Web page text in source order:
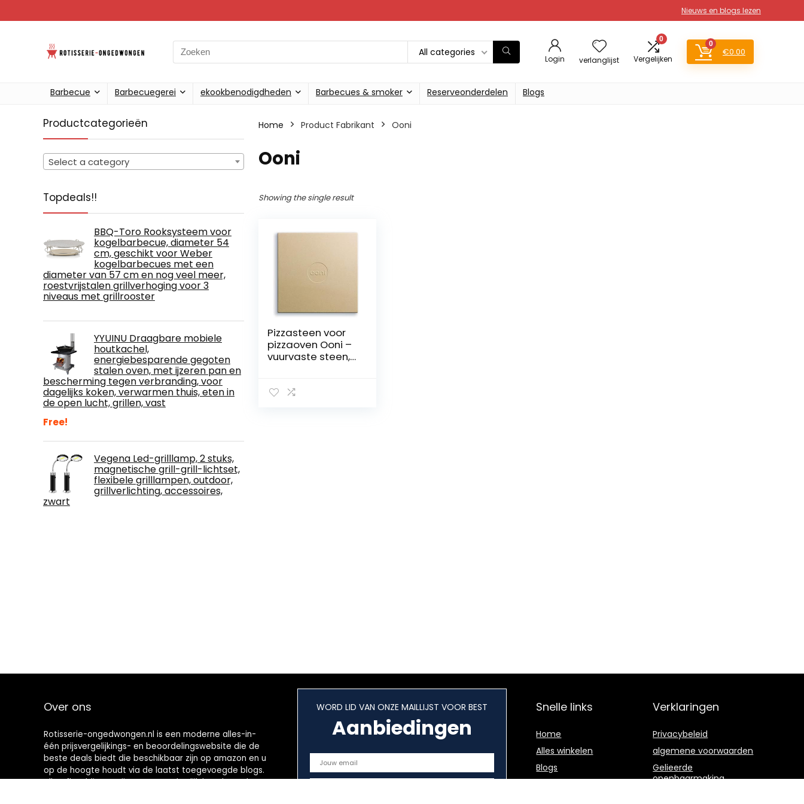
Nieuws en blogs lezen
Search
for:
All categories
Login verlanglijst
0
Vergelijken
0
€0.00
Barbecue Barbecuegerei ekookbenodigdheden Barbecues & smoker Reserveonderdelen Blogs
Productcategorieën
Select a category
Topdeals!!
BBQ-Toro Rooksysteem voor
kogelbarbecue, diameter 54
cm, geschikt voor Weber
kogelbarbecues met een
diameter van 57 cm en nog veel meer,
roestvrijstalen grillverhoging voor 3
niveaus met grillrooster
YYUINU Draagbare mobiele
houtkachel,
energiebesparende gegoten
stalen oven, met ijzeren pan en
bescherming tegen verbranding, voor
dagelijks koken, verwarmen thuis, eten in
de open lucht, grillen, vast
Free!
Vegena Led-grilllamp, 2 stuks,
magnetische grill-grill-lichtset,
flexibele grilllampen, outdoor,
grillverlichting, accessoires,
zwart
Home Product Fabrikant ‎Ooni
‎Ooni
Showing the single result
Pizzasteen voor
pizzaoven Ooni –
vuurvaste steen,
Over ons
Rotisserie-ongedwongen.nl is een moderne alles-in-
één prijsvergelijkings- en beoordelingswebsite die de
beste deals biedt die beschikbaar zijn op amazon en u
op de hoogte houdt via de laatst toegevoegde blogs.
Alle afbeeldingen zijn auteursrechtelijk beschermd
WORD LID VAN ONZE MAILLIJST VOOR BEST
Aanbiedingen
Snelle links
Home
Alles winkelen
Blogs
Verklaringen
Privacybeleid
algemene voorwaarden
Gelieerde
openbaarmaking